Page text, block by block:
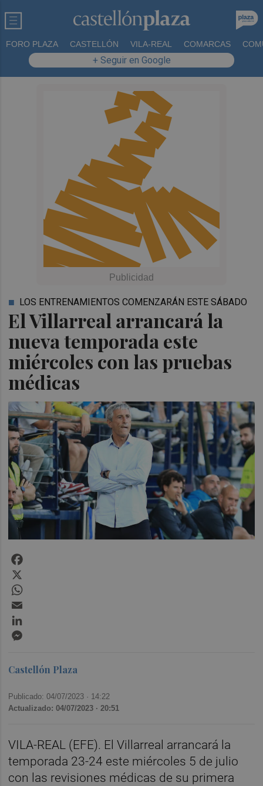
FORO PLAZA CASTELLÓN VILA-REAL COMARCAS
+ Seguir en Google
El Villarreal arrancará la
nueva temporada este
miércoles con las pruebas
médicas
LOS ENTRENAMIENTOS COMENZARÁN ESTE SÁBADO
Castellón Plaza
Publicado: 04/07/2023 · 14:22
Actualizado: 04/07/2023 · 20:51
VILA-REAL (EFE). El Villarreal arrancará la
temporada 23-24 este miércoles 5 de julio
con las revisiones médicas de su primera